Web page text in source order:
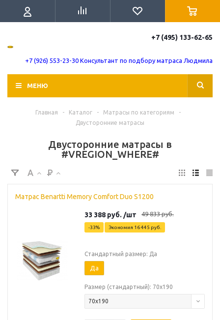
+7 (495) 133-62-65
+7 (926) 553-23-30 Консультант по подбору матраса Людмила
МЕНЮ
Главная - Каталог - Матрасы по категориям
-
Двусторонние матрасы
Двусторонние матрасы в
#VREGION_WHERE#
Матрас Benartti Memory Comfort Duo S1200
33 388 руб. /шт 49 833руб.
-33% Экономия 16 445 руб.
Стандартный размер: Да
Да
Размер (стандартный): 70х190
70х190